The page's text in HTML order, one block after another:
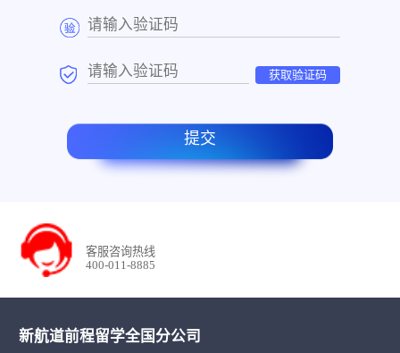
获取验证码
提交
客服咨询热线
400-011-8885
新航道前程留学全国分公司